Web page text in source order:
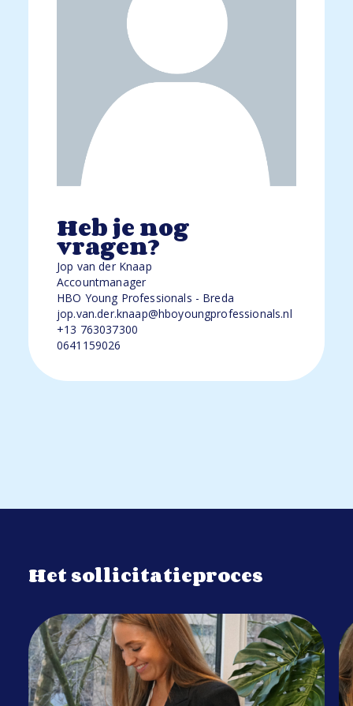
Heb je nog
vragen?
Jop van der Knaap
Accountmanager
HBO Young Professionals - Breda
jop.van.der.knaap@hboyoungprofessionals.nl
+13 763037300
0641159026
Het sollicitatieproces